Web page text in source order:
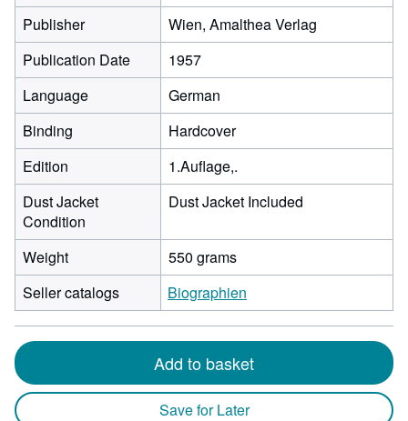
Publisher
Wien, Amalthea Verlag
Publication Date
1957
Language
German
Binding
Hardcover
Edition
1.Auflage,.
Dust Jacket
Condition
Dust Jacket Included
Weight
550 grams
Seller catalogs
Biographien
Add to basket
Save for Later